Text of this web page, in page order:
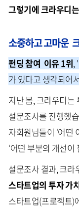
그렇기에 크라우디
소중하고 고마운
펀딩 참여 이유 1위,
가 있다고 생각되어
지난 봄, 크라우디
설문조사를 진행했
자회원님들이 ‘어떤
‘어떤 부분의 개선이
설문조사 결과, 크라
스타트업의 투자 가
스타트업(프로젝트)